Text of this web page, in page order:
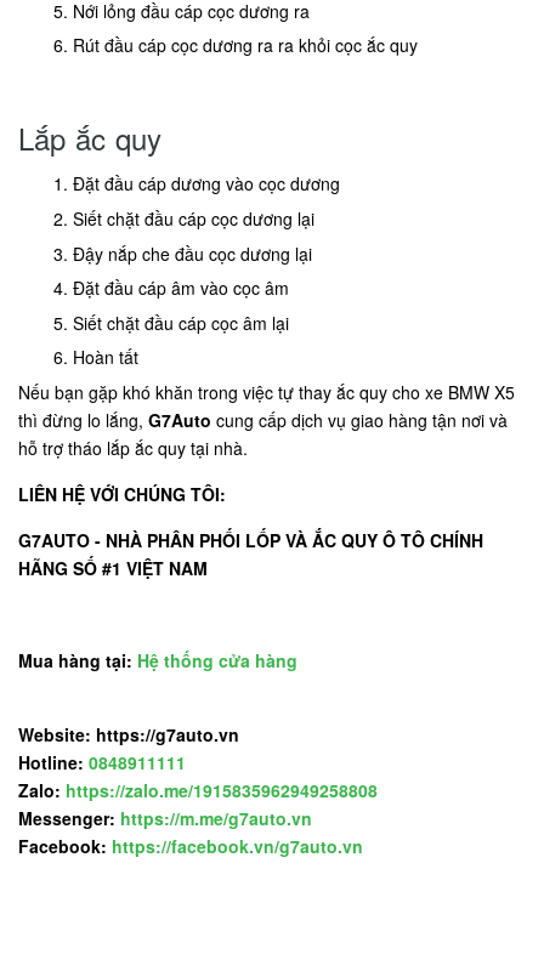
Nới lỏng đầu cáp cọc dương ra
Rút đầu cáp cọc dương ra ra khỏi cọc ắc quy
Lắp ắc quy
Đặt đầu cáp dương vào cọc dương
Siết chặt đầu cáp cọc dương lại
Đậy nắp che đầu cọc dương lại
Đặt đầu cáp âm vào cọc âm
Siết chặt đầu cáp cọc âm lại
Hoàn tất
Nếu bạn gặp khó khăn trong việc tự thay ắc quy cho xe BMW X5
thì đừng lo lắng, G7Auto cung cấp dịch vụ giao hàng tận nơi và
hỗ trợ tháo lắp ắc quy tại nhà.
LIÊN HỆ VỚI CHÚNG TÔI:
G7AUTO - NHÀ PHÂN PHỐI LỐP VÀ ẮC QUY Ô TÔ CHÍNH
HÃNG SỐ #1 VIỆT NAM
Mua hàng tại: Hệ thống cửa hàng
Website: https://g7auto.vn
Hotline: 0848911111
Zalo: https://zalo.me/1915835962949258808
Messenger: https://m.me/g7auto.vn
Facebook: https://facebook.vn/g7auto.vn